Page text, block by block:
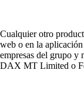
Cualquier otro
web o en la aplicación
empresas del grupo y
DAX MT Limited o